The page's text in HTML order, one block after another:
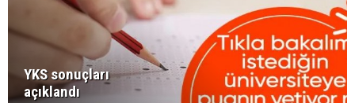
YKS sonuçları
açıklandı